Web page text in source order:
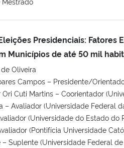
Presidenciais: Fatores
Municípios de até 50 mil
Oliveira
Campos – Presidente/
Ori Cuti Martins – Coorientador
– Avaliador (Universidade Federal
(Universidade do Estado do
(Pontifícia Universidade
– Suplente (Universidade Federal